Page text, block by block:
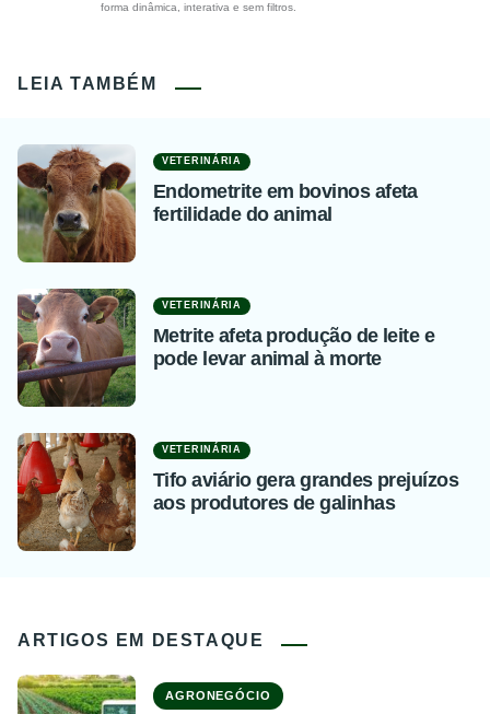
forma dinâmica, interativa e sem filtros.
LEIA TAMBÉM
VETERINÁRIA
Endometrite em bovinos afeta
fertilidade do animal
VETERINÁRIA
Metrite afeta produção de leite e
pode levar animal à morte
VETERINÁRIA
Tifo aviário gera grandes prejuízos
aos produtores de galinhas
ARTIGOS EM DESTAQUE
AGRONEGÓCIO